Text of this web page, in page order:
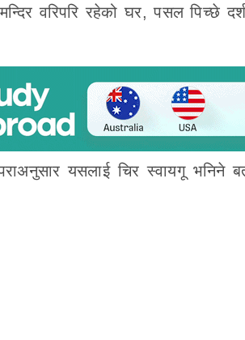
वरिपरि रहेको घर, पसल पिच्छे
यसलाई चिर स्वायगू भनिने